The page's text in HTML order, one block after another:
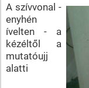
A szívvonal -
enyhén
ívelten - a
kézéltől a
mutatóujj
alatti